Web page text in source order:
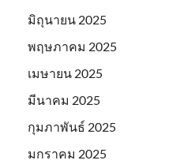
มิถุนายน 2025
พฤษภาคม 2025
เมษายน 2025
มีนาคม 2025
กุมภาพันธ์ 2025
มกราคม 2025